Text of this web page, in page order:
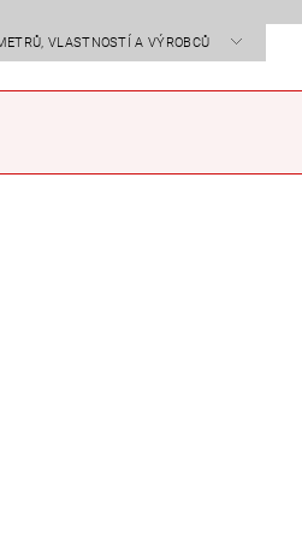
VLASTNOSTÍ A VÝROBCŮ